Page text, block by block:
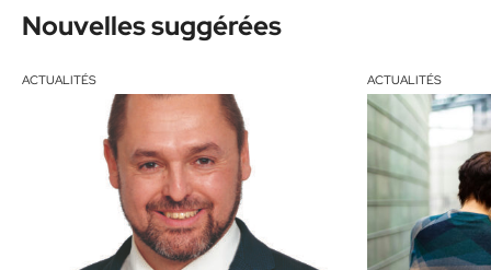
Nouvelles suggérées
ACTUALITÉS ACTUALITÉS